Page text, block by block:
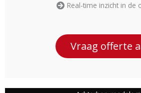
Real-time inzicht in de
Vraag offerte